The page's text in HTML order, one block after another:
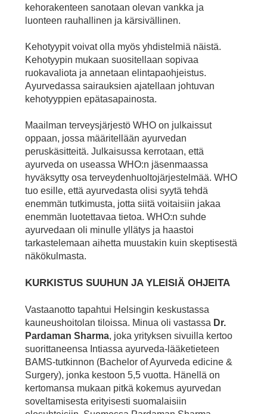
kehorakenteen sanotaan olevan vankka ja
luonteen rauhallinen ja kärsivällinen.
Kehotyypit voivat olla myös yhdistelmiä näistä.
Kehotyypin mukaan suositellaan sopivaa
ruokavaliota ja annetaan elintapaohjeistus.
Ayurvedassa sairauksien ajatellaan johtuvan
kehotyyppien epätasapainosta.
Maailman terveysjärjestö WHO on julkaissut
oppaan, jossa määritellään ayurvedan
peruskäsitteitä. Julkaisussa kerrotaan, että
ayurveda on useassa WHO:n jäsenmaassa
hyväksytty osa terveydenhuoltojärjestelmää. WHO
tuo esille, että ayurvedasta olisi syytä tehdä
enemmän tutkimusta, jotta siitä voitaisiin jakaa
enemmän luotettavaa tietoa. WHO:n suhde
ayurvedaan oli minulle yllätys ja haastoi
tarkastelemaan aihetta muustakin kuin skeptisestä
näkökulmasta.
KURKISTUS SUUHUN JA YLEISIÄ OHJEITA
Vastaanotto tapahtui Helsingin keskustassa
kauneushoitolan tiloissa. Minua oli vastassa Dr.
Pardaman Sharma, joka yrityksen sivuilla kertoo
suorittaneensa Intiassa ayurveda-lääketieteen
BAMS-tutkinnon (Bachelor of Ayurveda edicine &
Surgery), jonka kestoon 5,5 vuotta. Hänellä on
kertomansa mukaan pitkä kokemus ayurvedan
soveltamisesta erityisesti suomalaisiin